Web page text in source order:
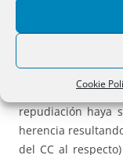
Cookie
ejercitar un
por la ley,
nunca llega a ser
ocasiones por
repudiación haya
herencia
del CC al